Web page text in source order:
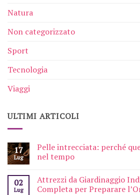
Natura
Non categorizzato
Sport
Tecnologia
Viaggi
ULTIMI ARTICOLI
17
Lug
Pelle intrecciata: perché
nel tempo
02
Lug
Attrezzi da Giardinaggio
Completa per Preparare